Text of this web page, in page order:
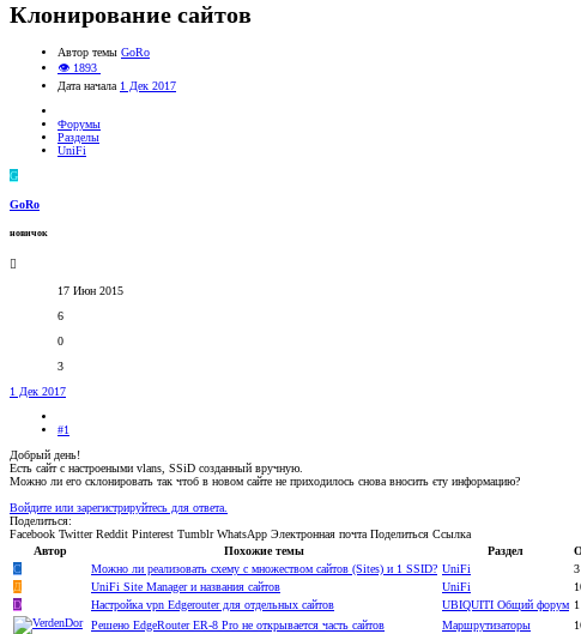
Клонирование сайтов
Автор темы GoRo
👁 1893
Дата начала 1 Дек 2017
Форумы
Разделы
UniFi
G
GoRo
новичок
17 Июн 2015
6
0
3
1 Дек 2017
#1
Добрый день!
Есть сайт с настроеными vlans, SSiD созданный вручную.
Можно ли его склонировать так чтоб в новом сайте не приходилось снова вносить єту информацию?
Войдите или зарегистрируйтесь для ответа.
Поделиться:
Facebook Twitter Reddit Pinterest Tumblr WhatsApp Электронная почта Поделиться Ссылка
Автор
Похожие темы Раздел
C
Можно ли реализовать схему с множеством сайтов (Sites) и 1 SSID? UniFi 3
Д
UniFi Site Manager и названия сайтов UniFi
D
Настройка vpn Edgerouter для отдельных сайтов UBIQUITI Общий форум 1
Решено EdgeRouter ER-8 Pro не открывается часть сайтов Маршрутизаторы